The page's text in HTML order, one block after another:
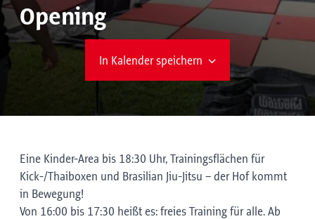
Opening
In Kalender speichern
Eine Kinder-Area bis 18:30 Uhr, Trainingsflächen für
Kick-/Thaiboxen und Brasilian Jiu-Jitsu – der Hof kommt
in Bewegung!
Von 16:00 bis 17:30 heißt es: freies Training für alle. Ab